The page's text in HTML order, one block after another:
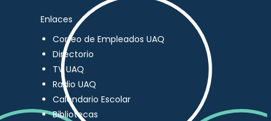
Enlaces
Correo de Empleados UAQ
Directorio
TV UAQ
Radio UAQ
Calendario Escolar
Bibliotecas